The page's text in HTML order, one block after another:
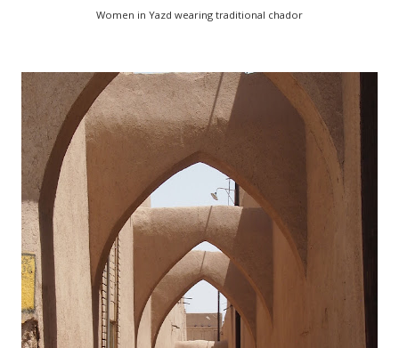
Women in Yazd wearing traditional chador